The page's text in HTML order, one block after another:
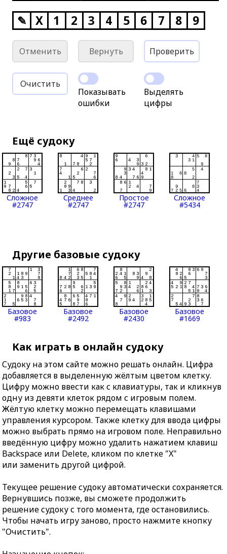
✎ X 1 2 3 4 5 6 7 8 9
Отменить Вернуть Проверить
Очистить
Показывать
ошибки
Выделять
цифры
Ещё судоку
Сложное
#2747
Среднее
#2747
Простое
#2747
Сложное
#5434
Другие базовые судоку
Базовое
#983
Базовое
#2492
Базовое
#2430
Базовое
#1669
Как играть в онлайн судоку
Судоку на этом сайте можно решать онлайн. Цифра
добавляется в выделенную жёлтым цветом клетку.
Цифру можно ввести как с клавиатуры, так и кликнув
одну из девяти клеток рядом с игровым полем.
Жёлтую клетку можно перемещать клавишами
управления курсором. Также клетку для ввода цифры
можно выбрать прямо на игровом поле. Неправильно
введённую цифру можно удалить нажатием клавиш
Backspace или Delete, кликом по клетке "X"
или заменить другой цифрой.
Текущее решение судоку автоматически сохраняется.
Вернувшись позже, вы сможете продолжить
решение судоку с того момента, где остановились.
Чтобы начать игру заново, просто нажмите кнопку
"Очистить".